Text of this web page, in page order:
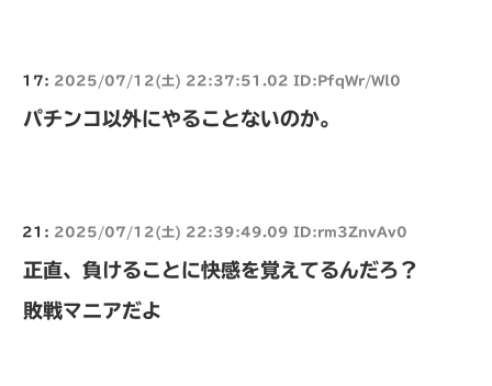
17: 2025/07/12(土) 22:37:51.02 ID:PfqWr/Wl0
パチンコ以外にやることないのか。
21: 2025/07/12(土) 22:39:49.09 ID:rm3ZnvAv0
正直、負けることに快感を覚えてるんだろ？
敗戦マニアだよ